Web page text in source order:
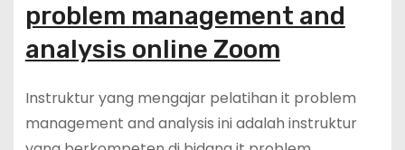
problem management and
analysis online Zoom
Instruktur yang mengajar pelatihan it problem
management and analysis ini adalah instruktur